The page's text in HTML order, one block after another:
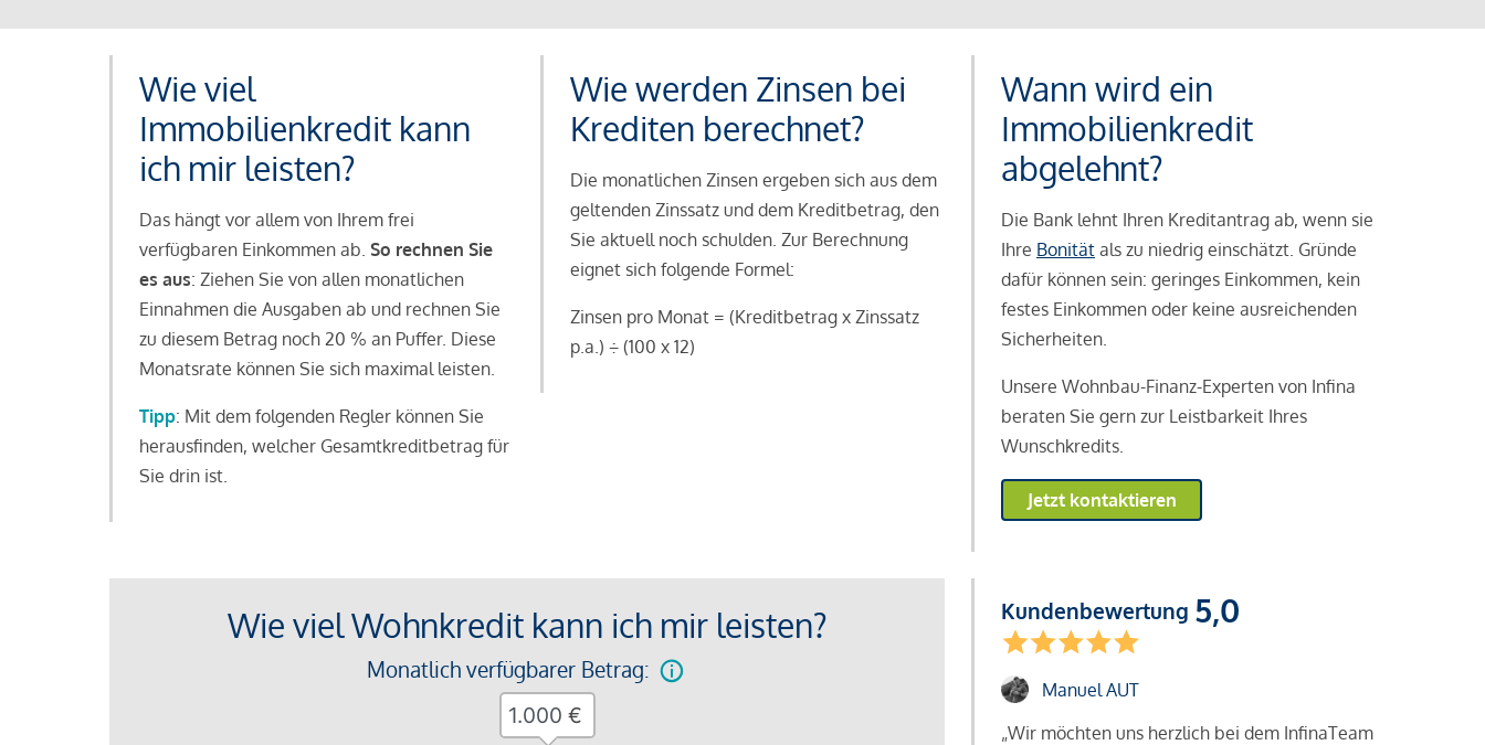
Wie viel
Immobilienkredit kann
ich mir leisten?
Das hängt vor allem von Ihrem frei
verfügbaren Einkommen ab. So rechnen Sie
es aus: Ziehen Sie von allen monatlichen
Einnahmen die Ausgaben ab und rechnen Sie
zu diesem Betrag noch 20 % an Puffer. Diese
Monatsrate können Sie sich maximal leisten.
Tipp: Mit dem folgenden Regler können Sie
herausfinden, welcher Gesamtkreditbetrag für
Sie drin ist.
Wie werden Zinsen bei
Krediten berechnet?
Die monatlichen Zinsen ergeben sich aus dem
geltenden Zinssatz und dem Kreditbetrag, den
Sie aktuell noch schulden. Zur Berechnung
eignet sich folgende Formel:
Zinsen pro Monat = (Kreditbetrag x Zinssatz
p.a.) ÷ (100 x 12)
Wann wird ein
Immobilienkredit
abgelehnt?
Die Bank lehnt Ihren Kreditantrag ab, wenn sie
Ihre Bonitätals zu niedrig einschätzt. Gründe
dafür können sein: geringes Einkommen, kein
festes Einkommen oder keine ausreichenden
Sicherheiten.
Unsere Wohnbau-Finanz-Experten von Infina
beraten Sie gern zur Leistbarkeit Ihres
Wunschkredits.
Jetzt kontaktieren
Wie viel Wohnkredit kann ich mir leisten?
Monatlich verfügbarer Betrag:
€
Kundenbewertung 5,0
Manuel AUT
„Wir möchten uns herzlich bei dem InfinaTeam